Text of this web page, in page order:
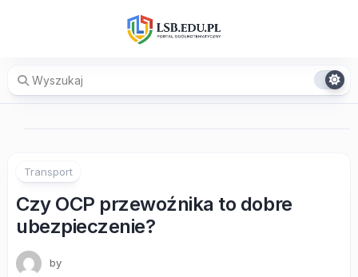
Transport
Czy OCP przewoźnika to dobre
ubezpieczenie?
by